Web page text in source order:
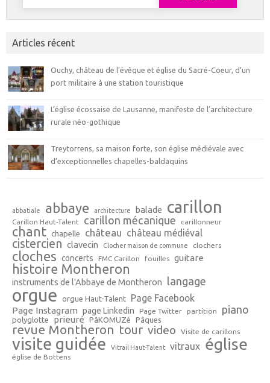
Articles récent
Ouchy, château de l’évêque et église du Sacré-Coeur, d’un
port militaire à une station touristique
L’église écossaise de Lausanne, manifeste de l’architecture
rurale néo-gothique
Treytorrens, sa maison forte, son église médiévale avec
d’exceptionnelles chapelles-baldaquins
abbatiale abbaye architecture balade carillon
Carillon Haut-Talent carillon mécanique carillonneur
chant chapelle château château médiéval
cistercien clavecin Clocher maison de commune clochers
cloches concerts FMC Carillon fouilles guitare
histoire Montheron
instruments de l'Abbaye de Montheron langage
orgue orgue Haut-Talent Page Facebook
Page Instagram page Linkedin Page Twitter partition piano
polyglotte prieuré PâKOMUZé Pâques
revue Montheron tour video Visite de carillons
visite guidée Vitrail Haut-Talent vitraux église
église de Bottens